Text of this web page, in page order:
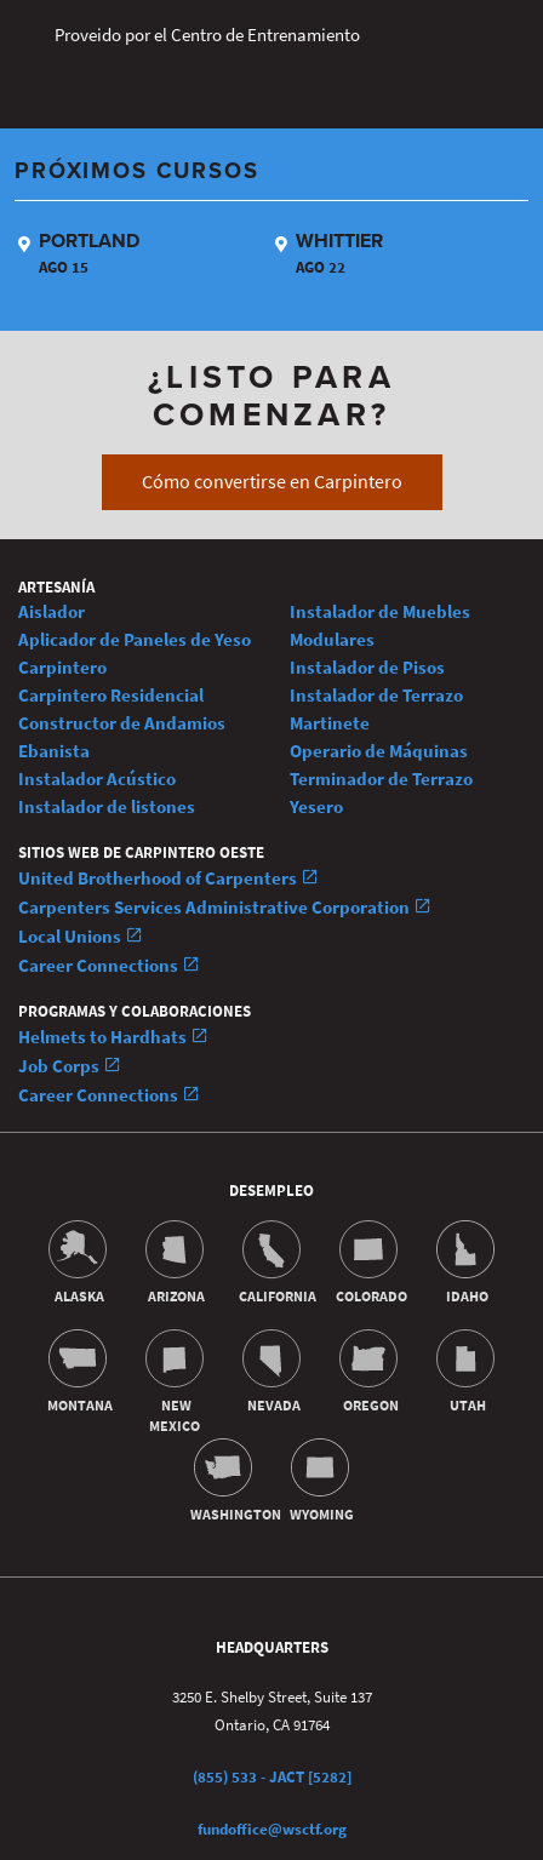
Proveido por el Centro de Entrenamiento
PRÓXIMOS CURSOS
PORTLAND
AGO 15
WHITTIER
AGO 22
¿LISTO PARA
COMENZAR?
Cómo convertirse en Carpintero
ARTESANÍA
Aislador
Aplicador de Paneles de Yeso
Carpintero
Carpintero Residencial
Constructor de Andamios
Ebanista
Instalador Acústico
Instalador de listones
Instalador de Muebles
Modulares
Instalador de Pisos
Instalador de Terrazo
Martinete
Operario de Máquinas
Terminador de Terrazo
Yesero
SITIOS WEB DE CARPINTERO OESTE
United Brotherhood of Carpenters
Carpenters Services Administrative Corporation
Local Unions
Career Connections
PROGRAMAS Y COLABORACIONES
Helmets to Hardhats
Job Corps
Career Connections
DESEMPLEO
HEADQUARTERS
3250 E. Shelby Street, Suite 137
Ontario, CA 91764
(855) 533 - JACT [5282]
fundoffice@wsctf.org